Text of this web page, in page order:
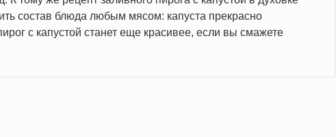
состав блюда любым мясом: капуста прекрасно
с капустой станет еще красивее, если вы смажете